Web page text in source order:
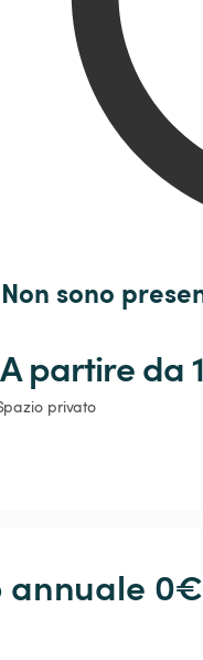
Non sono
A partire da
privato